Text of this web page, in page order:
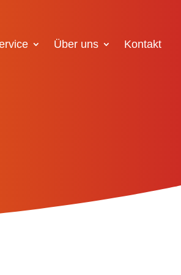
Über uns Kontakt